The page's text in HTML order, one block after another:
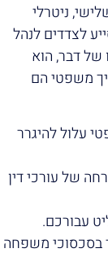
ניטרלי
לצדדים לנהל
של דבר, הוא
משפטי הם
עלול להיגרר
של עורכי דין
עבורכם.
בסכסוכי משפחה